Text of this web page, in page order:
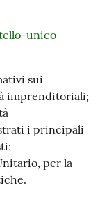
unico
sui
imprenditoriali;
i principali
per la